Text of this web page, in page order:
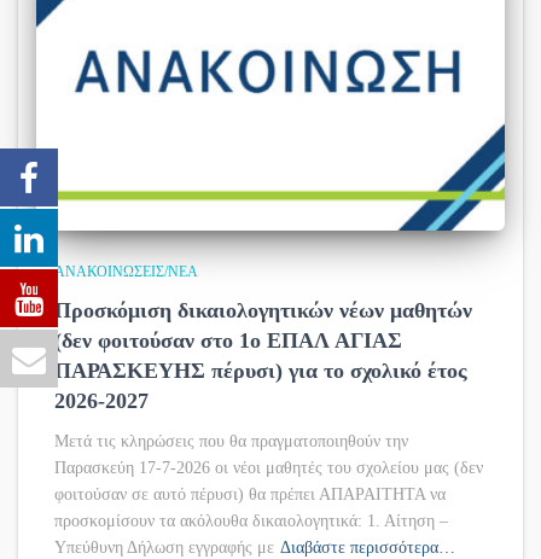
ΑΝΑΚΟΙΝΏΣΕΙΣ/ΝΈΑ
Προσκόμιση δικαιολογητικών νέων μαθητών
(δεν φοιτούσαν στο 1ο ΕΠΑΛ ΑΓΙΑΣ
ΠΑΡΑΣΚΕΥΗΣ πέρυσι) για το σχολικό έτος
2026-2027
Μετά τις κληρώσεις που θα πραγματοποιηθούν την
Παρασκεύη 17-7-2026 οι νέοι μαθητές του σχολείου μας (δεν
φοιτούσαν σε αυτό πέρυσι) θα πρέπει ΑΠΑΡΑΙΤΗΤΑ να
προσκομίσουν τα ακόλουθα δικαιολογητικά: 1. Αίτηση –
Υπεύθυνη Δήλωση εγγραφής με Διαβάστε περισσότερα…